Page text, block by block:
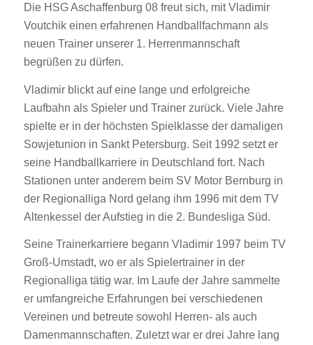
Die HSG Aschaffenburg 08 freut sich, mit Vladimir
Voutchik einen erfahrenen Handballfachmann als
neuen Trainer unserer 1. Herrenmannschaft
begrüßen zu dürfen.
Vladimir blickt auf eine lange und erfolgreiche
Laufbahn als Spieler und Trainer zurück. Viele Jahre
spielte er in der höchsten Spielklasse der damaligen
Sowjetunion in Sankt Petersburg. Seit 1992 setzt er
seine Handballkarriere in Deutschland fort. Nach
Stationen unter anderem beim SV Motor Bernburg in
der Regionalliga Nord gelang ihm 1996 mit dem TV
Altenkessel der Aufstieg in die 2. Bundesliga Süd.
Seine Trainerkarriere begann Vladimir 1997 beim TV
Groß-Umstadt, wo er als Spielertrainer in der
Regionalliga tätig war. Im Laufe der Jahre sammelte
er umfangreiche Erfahrungen bei verschiedenen
Vereinen und betreute sowohl Herren- als auch
Damenmannschaften. Zuletzt war er drei Jahre lang